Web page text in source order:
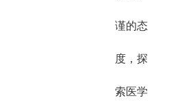
谨的态
度，探
索医学